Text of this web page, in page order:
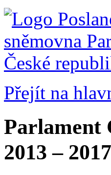
Přejít na
Parlament
2013 – 2017